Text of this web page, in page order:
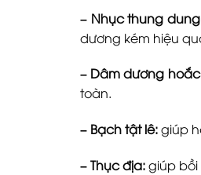
– Nhục thung
dương kém hiệu
– Dâm dương
toàn.
– Bạch tật lê:giúp
– Thục địa:giúp bồi